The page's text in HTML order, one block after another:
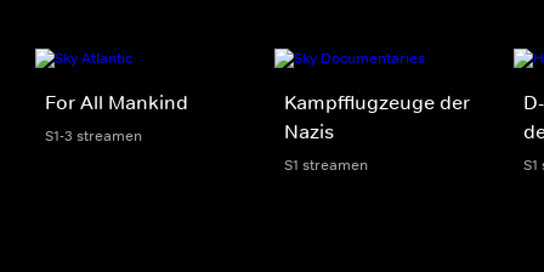
For All Mankind
S1-3 streamen
Kampfflugzeuge der
Nazis
S1 streamen